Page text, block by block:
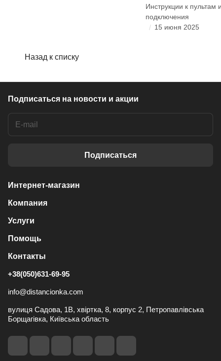
Инструкции к пультам
подключения
/ 15 июня 2025
Назад к списку
Подписаться на новости и акции
Подписаться
Интернет-магазин
Компания
Услуги
Помощь
Контакты
+38(050)631-69-95
info@distancionka.com
вулиця Садова, 1В, хвіртка, 8, корпус 2, Петропавлівська
Борщагівка, Київська область